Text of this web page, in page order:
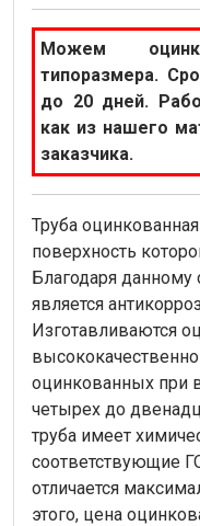
Можем
типоразмера.
до 20 дней.
как из нашего
заказчика.
Труба
поверхность
Благодаря данному
является
Изготавливаются
оцинкованных при
четырех до
труба имеет
соответствующие
отличается
этого, цена